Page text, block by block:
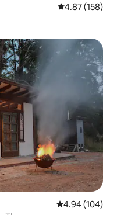
평점 4.87점(5
4.87 (158)
평점 4.94점(5
4.94 (104)